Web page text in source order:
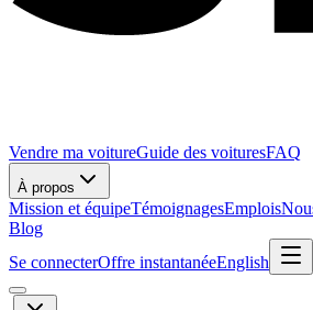
Vendre ma voitureGuide des voituresFAQ
À propos
Mission et équipeTémoignagesEmplois
Blog
Se connecterOffre instantanéeEnglish